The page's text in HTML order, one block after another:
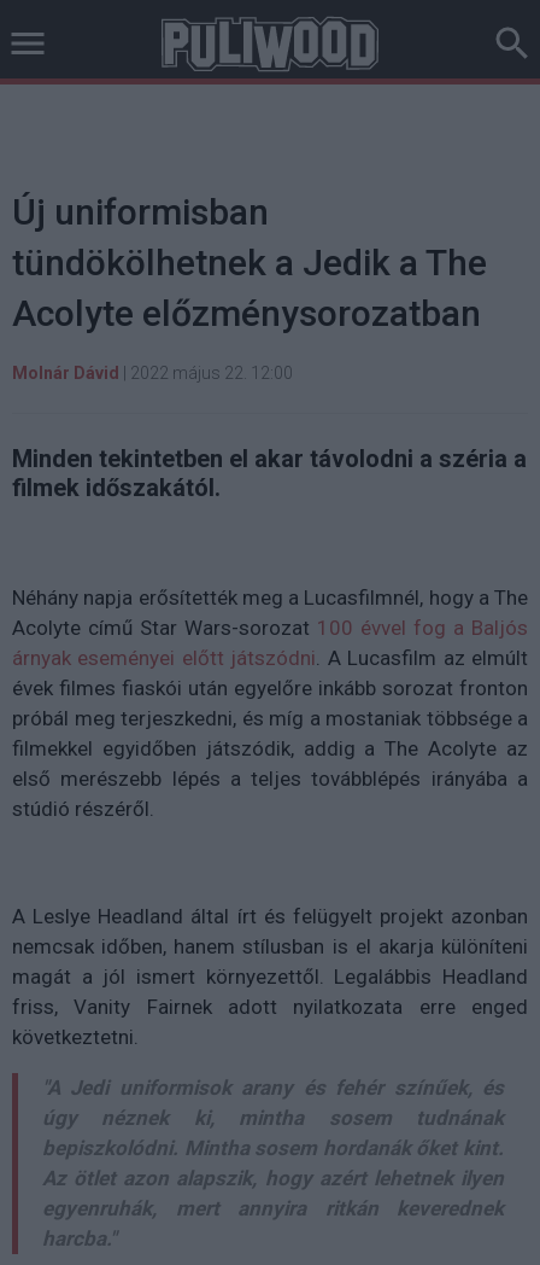
Új uniformisban
tündökölhetnek a Jedik a The
Acolyte előzménysorozatban
Molnár Dávid 2022 május 22. 12:00
Minden tekintetben el akar távolodni a széria a
filmek időszakától.
Néhány napja erősítették meg a Lucasfilmnél, hogy a The
Acolyte című Star Wars-sorozat 100 évvel fog a Baljós
árnyak eseményei előtt játszódni. A Lucasfilm az elmúlt
évek filmes fiaskói után egyelőre inkább sorozat fronton
próbál meg terjeszkedni, és míg a mostaniak többsége a
filmekkel egyidőben játszódik, addig a The Acolyte az
első merészebb lépés a teljes továbblépés irányába a
stúdió részéről.
A Leslye Headland által írt és felügyelt projekt azonban
nemcsak időben, hanem stílusban is el akarja különíteni
magát a jól ismert környezettől. Legalábbis Headland
friss, Vanity Fairnek adott nyilatkozata erre enged
következtetni.
"A Jedi uniformisok arany és fehér színűek, és
úgy néznek ki, mintha sosem tudnának
bepiszkolódni. Mintha sosem hordanák őket kint.
Az ötlet azon alapszik, hogy azért lehetnek ilyen
egyenruhák, mert annyira ritkán keverednek
harcba."